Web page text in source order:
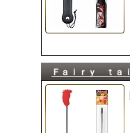
Ｆａｉｒｙ ｔａ